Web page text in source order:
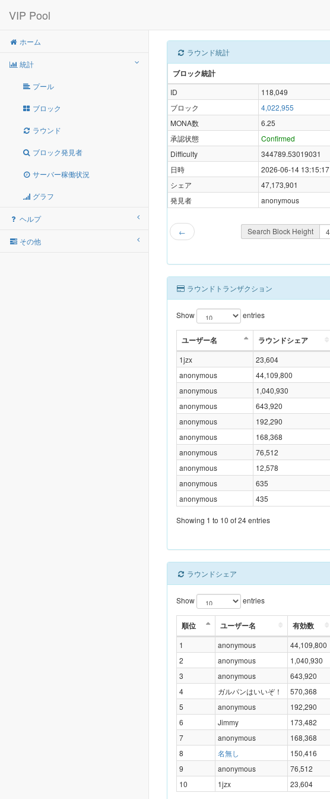
VIP Pool
ホーム
統計
プール
ブロック
ラウンド
ブロック発見者
サーバー稼働状況
グラフ
ヘルプ
その他
ラウンド統計
ブロック統計
ID 118,049
ブロック
4,022,955
MONA数
6.25
承認状態
Confirmed
Difficulty
344789.53019031
日時
2026-06-14 13:15:17
シェア
47,173,901
発見者
anonymous
← Search Block Height
ラウンドトランザクション
Show entries
ユーザー名 ラウンドシェア
1jzx 23,604
anonymous
44,109,800
anonymous
1,040,930
anonymous
643,920
anonymous
192,290
anonymous
168,368
anonymous
76,512
anonymous
12,578
anonymous
635
anonymous
435
Showing 1 to 10 of 24 entries
ラウンドシェア
Show entries
順位 ユーザー名 有効数
1 anonymous 44,109,800
2
anonymous 1,040,930
3
anonymous 643,920
4
ガルパンはいいぞ！ 570,368
5
anonymous 192,290
6
Jimmy 173,482
7
anonymous 168,368
8
名無し 150,416
9
anonymous 76,512
10
1jzx 23,604